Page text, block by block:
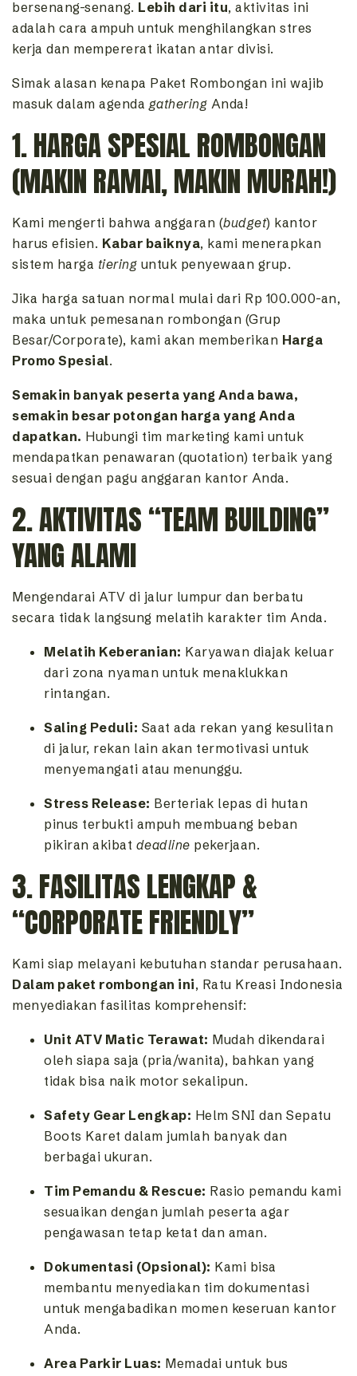
bersenang-senang. Lebih dari itu, aktivitas ini
adalah cara ampuh untuk menghilangkan stres
kerja dan mempererat ikatan antar divisi.
Simak alasan kenapa Paket Rombongan ini wajib
masuk dalam agenda gathering Anda!
1. HARGA SPESIAL ROMBONGAN
(MAKIN RAMAI, MAKIN MURAH!)
Kami mengerti bahwa anggaran (budget) kantor
harus efisien. Kabar baiknya, kami menerapkan
sistem harga tiering untuk penyewaan grup.
Jika harga satuan normal mulai dari Rp 100.000-an,
maka untuk pemesanan rombongan (Grup
Besar/Corporate), kami akan memberikan Harga
Promo Spesial.
Semakin banyak peserta yang Anda bawa,
semakin besar potongan harga yang Anda
dapatkan. Hubungi tim marketing kami untuk
mendapatkan penawaran (quotation) terbaik yang
sesuai dengan pagu anggaran kantor Anda.
2. AKTIVITAS “TEAM BUILDING”
YANG ALAMI
Mengendarai ATV di jalur lumpur dan berbatu
secara tidak langsung melatih karakter tim Anda.
Melatih Keberanian: Karyawan diajak keluar
dari zona nyaman untuk menaklukkan
rintangan.
Saling Peduli: Saat ada rekan yang kesulitan
di jalur, rekan lain akan termotivasi untuk
menyemangati atau menunggu.
Stress Release: Berteriak lepas di hutan
pinus terbukti ampuh membuang beban
pikiran akibat deadline pekerjaan.
3. FASILITAS LENGKAP &
“CORPORATE FRIENDLY”
Kami siap melayani kebutuhan standar perusahaan.
Dalam paket rombongan ini, Ratu Kreasi Indonesia
menyediakan fasilitas komprehensif:
Unit ATV Matic Terawat: Mudah dikendarai
oleh siapa saja (pria/wanita), bahkan yang
tidak bisa naik motor sekalipun.
Safety Gear Lengkap: Helm SNI dan Sepatu
Boots Karet dalam jumlah banyak dan
berbagai ukuran.
Tim Pemandu & Rescue: Rasio pemandu kami
sesuaikan dengan jumlah peserta agar
pengawasan tetap ketat dan aman.
Dokumentasi (Opsional): Kami bisa
membantu menyediakan tim dokumentasi
untuk mengabadikan momen keseruan kantor
Anda.
Area Parkir Luas: Memadai untuk bus